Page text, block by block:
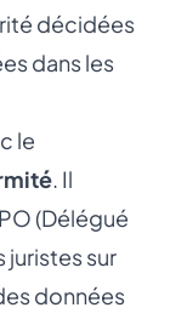
décidées
dans les
le
. Il
(Délégué
juristes sur
données